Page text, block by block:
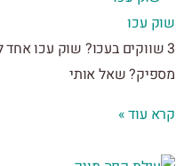
עכו
בעכו? שוק עכו אחד לא
שאל אותי
עוד »